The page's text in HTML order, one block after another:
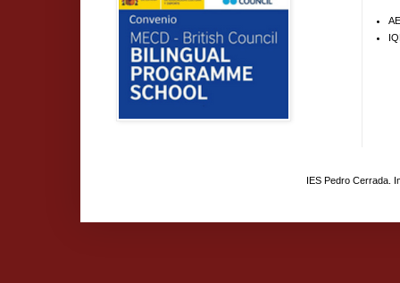
IES Pedro Cerrada.